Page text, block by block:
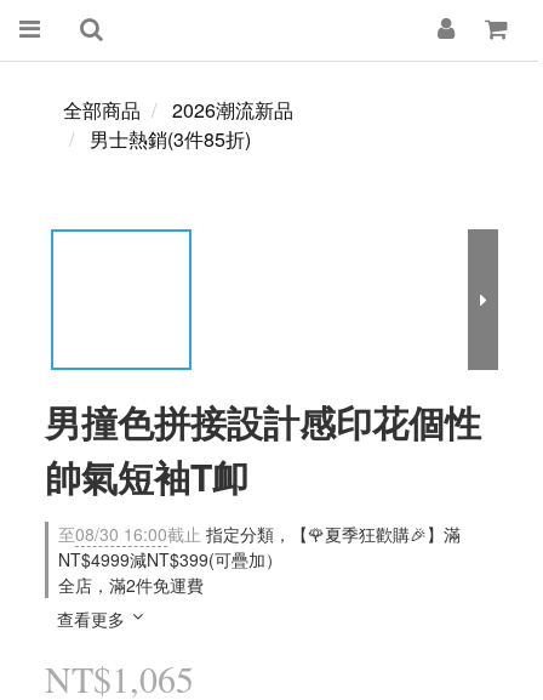
全部商品
2026潮流新品
男士熱銷(3件85折)
男撞色拼接設計感印花個性
帥氣短袖T卹
至08/30 16:00截止 指定分類，【🌹夏季狂歡購🎉】滿
NT$4999減NT$399(可疊加）
全店，滿2件免運費
查看更多
NT$1,065